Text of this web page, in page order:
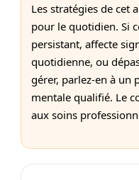
Les stratégies de cet
pour le quotidien. Si
persistant, affecte
quotidienne, ou
gérer, parlez-en à un
mentale qualifié. Le
aux soins